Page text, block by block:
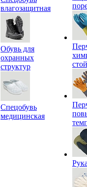
влагозащитная
Обувь для
охранных
структур
Спецобувь
медицинская